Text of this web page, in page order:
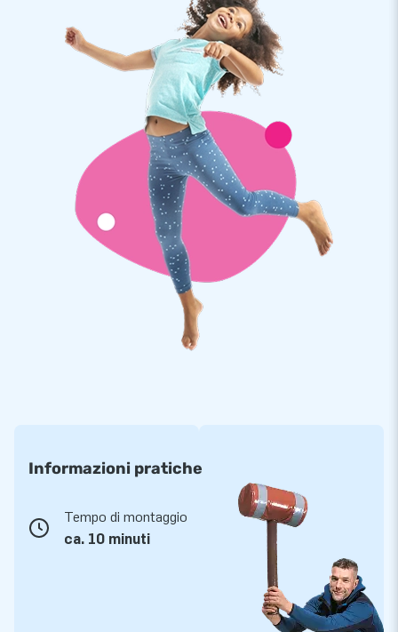
Informazioni pratiche
Tempo di montaggio
ca. 10 minuti